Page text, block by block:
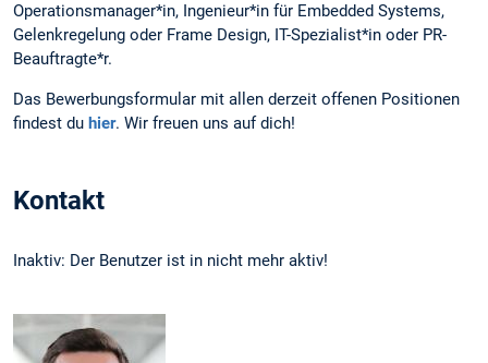
Operationsmanager*in, Ingenieur*in für Embedded Systems,
Gelenkregelung oder Frame Design, IT-Spezialist*in oder PR-
Beauftragte*r.
Das Bewerbungsformular mit allen derzeit offenen Positionen
findest du hier. Wir freuen uns auf dich!
Kontakt
Inaktiv: Der Benutzer ist in nicht mehr aktiv!